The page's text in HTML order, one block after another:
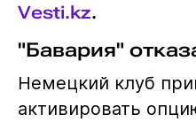
Vesti.kz.
"Бавария"
Немецкий клуб
активировать